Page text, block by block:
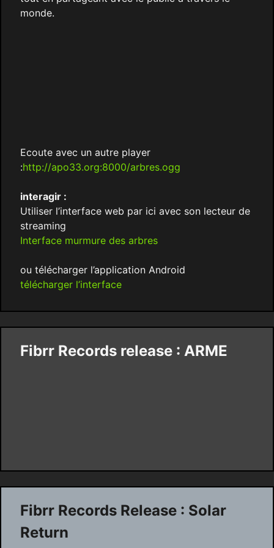
monde.
Ecoute avec un autre player
:http://apo33.org:8000/arbres.ogg
interagir :
Utiliser l’interface web par ici avec son lecteur de
streaming
Interface murmure des arbres
ou télécharger l’application Android
télécharger l’interface
Fibrr Records release : ARME
Fibrr Records Release : Solar
Return